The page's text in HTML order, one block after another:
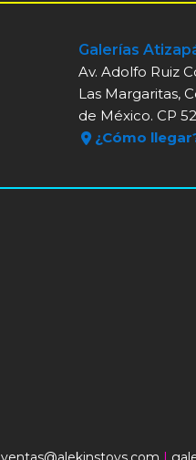
Galerías
Av. Adolfo Ruiz
Las Margaritas,
de México. CP
¿Cómo